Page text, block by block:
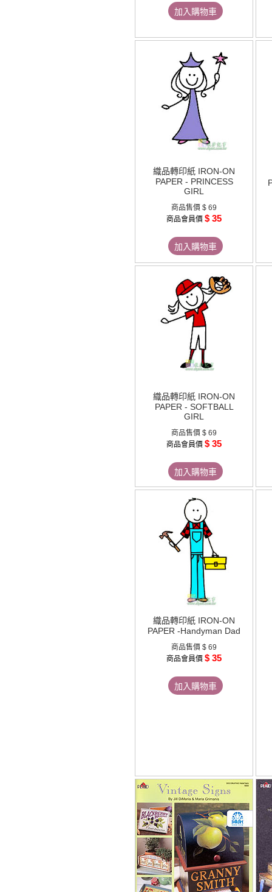
加入購物車
織品轉印紙 IRON-ON
PAPER - PRINCESS
GIRL
商品售價 $ 69
商品會員價 $ 35
加入購物車
織品轉印紙 IRON-ON
PAPER - SOFTBALL
GIRL
商品售價 $ 69
商品會員價 $ 35
加入購物車
織品轉印紙 IRON-ON
PAPER -Handyman Dad
商品售價 $ 69
商品會員價 $ 35
加入購物車